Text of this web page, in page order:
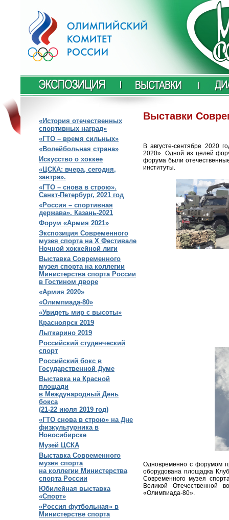
«История отечественных
спортивных наград»
«ГТО – время сильных»
«Волейбольная страна»
Искусство о хоккее
«ЦСКА: вчера, сегодня,
завтра».
«ГТО – снова в строю».
Санкт-Петербург, 2021 год
«Россия – спортивная
держава». Казань-2021
Форум «Армия 2021»
Экспозиция Современного
музея спорта на X Фестивале
Ночной хоккейной лиги
Выставка Современного
музея спорта на коллегии
Министерства спорта России
в Гостином дворе
«Армия 2020»
«Олимпиада-80»
«Увидеть мир с высоты»
Красноярск 2019
Лыткарино 2019
Российский студенческий
спорт
Российский бокс в
Государственной Думе
Выставка на Красной
площади
в Международный День
бокса
(21-22 июля 2019 год)
«ГТО снова в строю» на Дне
физкультурника в
Новосибирске
Музей ЦСКА
Выставка Современного
музея спорта
на коллегии Министерства
спорта России
Юбилейная выставка
«Спорт»
«Россия футбольная» в
Министерстве спорта
Выставки
В августе-сентябре 2020
2020». Одной из целей
форума были
институты.
Одновременно с форумом
оборудована площадка
Современного музея
Великой Отечественной
«Олимпиада-80».